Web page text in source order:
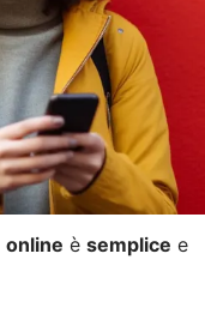
online è semplice e